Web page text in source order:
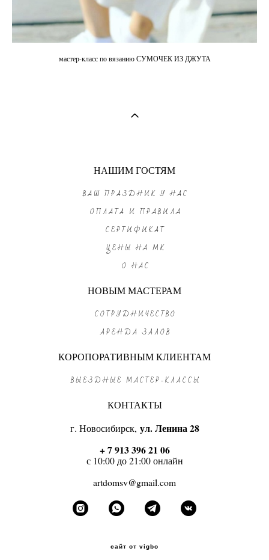
мастер-класс по вязанию СУМОЧЕК ИЗ ДЖУТА
НАШИМ ГОСТЯМ
ВАШ ПРАЗДНИК У НАС
ОПЛАТА И ПРАВИЛА
СЕРТИФИКАТ
ЦЕНЫ НА МК
О НАС
НОВЫМ МАСТЕРАМ
СОТРУДНИЧЕСТВО
АРЕНДА ЗАЛОВ
КОРОПОРАТИВНЫМ КЛИЕНТАМ
ВЫЕЗДНЫЕ МАСТЕР-КЛАССЫ
КОНТАКТЫ
г. Новосибирск, ул. Ленина 28
+ 7 913 396 21 06
с 10:00 до 21:00 онлайн
artdomsv@gmail.com
сайт от vigbo